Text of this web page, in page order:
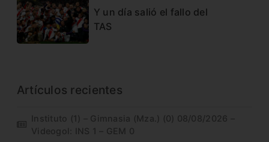
Y un día salió el fallo del
TAS
Artículos recientes
Instituto (1) – Gimnasia (Mza.) (0) 08/08/2026 –
Videogol: INS 1 – GEM 0